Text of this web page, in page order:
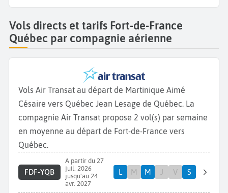
Vols directs et tarifs Fort-de-France
Québec par compagnie aérienne
Vols Air Transat au départ de Martinique Aimé
Césaire vers Québec Jean Lesage de Québec. La
compagnie Air Transat propose 2 vol(s) par semaine
en moyenne au départ de Fort-de-France vers
Québec.
FDF-YQB
A partir du 27
juil. 2026
jusqu'au 24
avr. 2027
L M M J V S